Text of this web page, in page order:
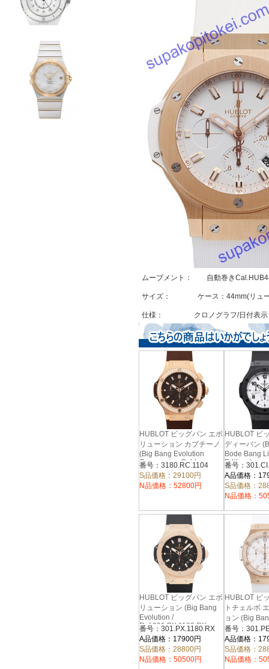
ムーブメント： 自動巻き
サイズ： ケース：44mm(リュー
仕様： クロノグラフ/日付表示
HUBLOT ビッグバン エボ
リューション カプチーノ
(Big Bang Evolution
Cappuccino Gold
Diamonds /
Ref.301.PC.3180.RC.1104
番号：3180.RC.1104
S品価格：29100円
N品価格：52800円
HUBLOT ビ
ディーバン
Bode Bang
Edition /
A品価格：
S品価格：
N品価格：
HUBLOT ビッグバン エボ
リューション (Big Bang
Evolution /
Ref.301.PX.1180.RX
番号：301.PX.1180.RX
A品価格：17900円
S品価格：28800円
N品価格：50500円
HUBLOT ビ
トチェルボ
ョン (Big
Cervo
A品価格：
S品価格：
N品価格：